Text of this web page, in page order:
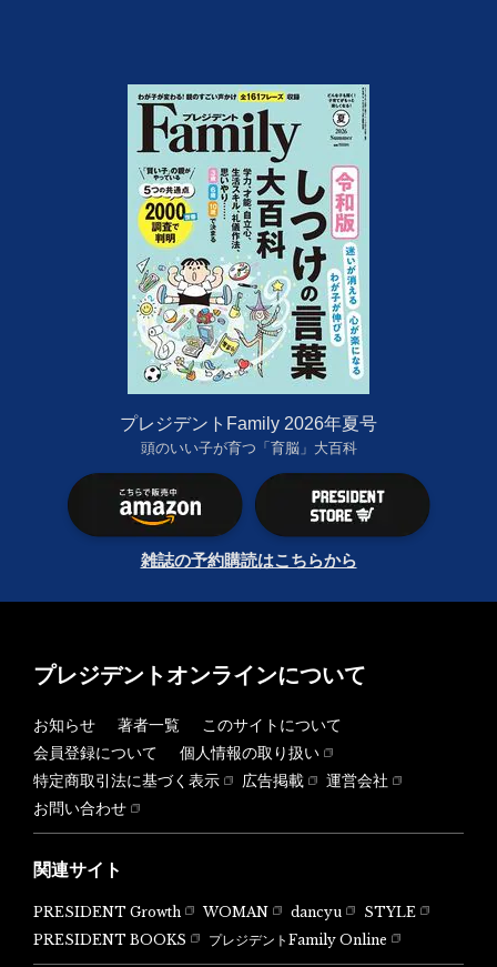
プレジデントFamily 2026年夏号
頭のいい子が育つ「育脳」大百科
雑誌の予約購読はこちらから
プレジデントオンラインについて
お知らせ 著者一覧
このサイトについて
会員登録について
個人情報の取り扱い
特定商取引法に基づく表示
広告掲載
運営会社
お問い合わせ
関連サイト
PRESIDENT Growth WOMAN dancyu
STYLE
PRESIDENT BOOKS
プレジデントFamily Online